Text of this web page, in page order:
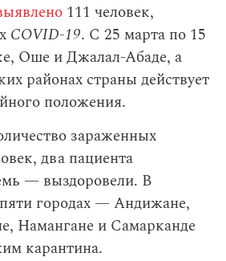
111 человек,
COVID-19. С 25 марта по 15
Оше и Джалал-Абаде, а
районах страны действует
положения.
зараженных
два пациента
— выздоровели. В
городах — Андижане,
Намангане и Самарканде
карантина.